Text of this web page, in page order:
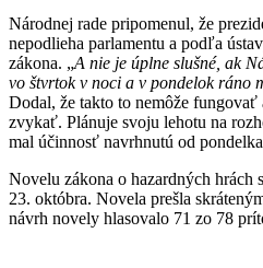
Národnej rade pripomenul, že
nepodlieha parlamentu a podľa
zákona. „A nie je úplne slušné, ak
vo štvrtok v noci a v pondelok ráno
Dodal, že takto to nemôže fungovať
zvykať. Plánuje svoju lehotu na
mal účinnosť navrhnutú od
Novelu zákona o hazardných hrách
23. októbra. Novela prešla
návrh novely hlasovalo 71 zo 78